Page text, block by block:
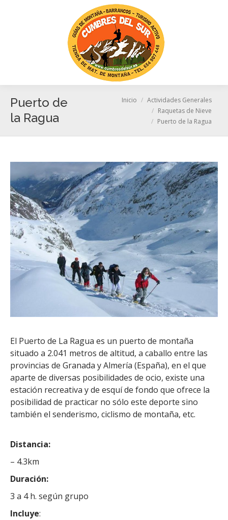
Puerto de
la Ragua
Inicio
Actividades Generales
Raquetas de Nieve
Puerto de la Ragua
El Puerto de La Ragua es un puerto de montaña
situado a 2.041 metros de altitud, a caballo entre las
provincias de Granada y Almería (España), en el que
aparte de diversas posibilidades de ocio, existe una
estación recreativa y de esquí de fondo que ofrece la
posibilidad de practicar no sólo este deporte sino
también el senderismo, ciclismo de montaña, etc.
Distancia:
– 4.3km
Duración:
3 a 4 h. según grupo
Incluye: